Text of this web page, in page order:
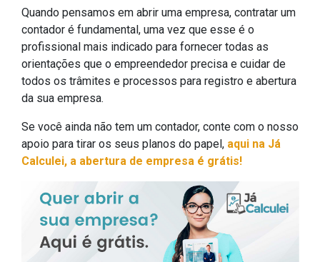
Quando pensamos em abrir uma empresa, contratar um
contador é fundamental, uma vez que esse é o
profissional mais indicado para fornecer todas as
orientações que o empreendedor precisa e cuidar de
todos os trâmites e processos para registro e abertura
da sua empresa.
Se você ainda não tem um contador, conte com o nosso
apoio para tirar os seus planos do papel, aqui na Já
Calculei, a abertura de empresa é grátis!